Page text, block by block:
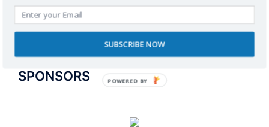
SPONSORS
SUBSCRIBE NOW
POWERED BY